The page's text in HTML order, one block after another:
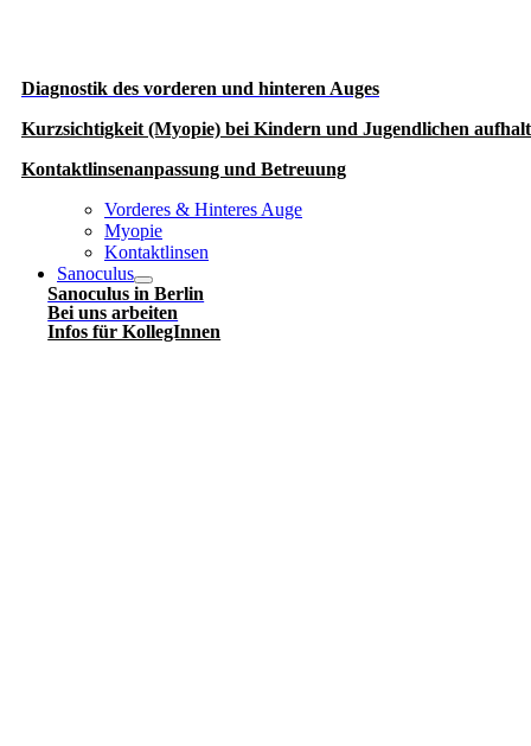
Diagnostik des vorderen und hinteren Auges
Kurzsichtigkeit (Myopie) bei Kindern und Jugendlichen
Kontaktlinsenanpassung und Betreuung
Vorderes & Hinteres Auge
Myopie
Kontaktlinsen
Sanoculus
Sanoculus in Berlin
Bei uns arbeiten
Infos für KollegInnen